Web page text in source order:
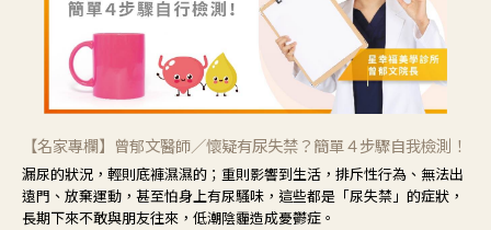
【名家專欄】曾郁文醫師／懷疑有尿失禁？簡單４步驟自我檢測！
漏尿的狀況，輕則底褲濕濕的；重則影響到生活，排斥性行為、無法出
遠門、放棄運動，甚至怕身上有尿騷味，這些都是「尿失禁」的症狀，
長期下來不敢與朋友往來，低潮陰霾造成憂鬱症。